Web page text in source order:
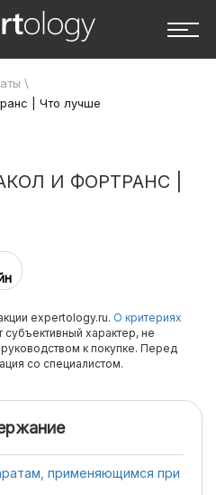
\
| Что лучше
И ФОРТРАНС |
expertology.ru. О критериях
характер, не
к покупке. Перед
со специалистом.
применяющимся при